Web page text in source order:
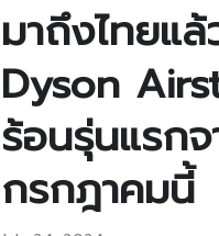
มาถึงไทยแ
Dyson
ร้อนรุ่นแรก
กรกฎาคมนี้